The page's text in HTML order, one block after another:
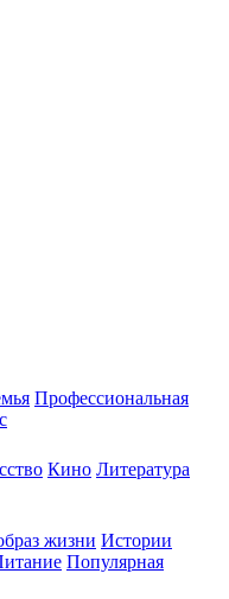
Профессиональная
Кино Литература
жизни Истории
Популярная